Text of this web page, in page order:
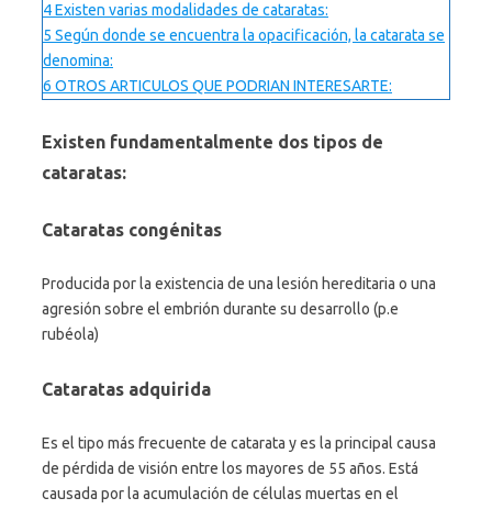
4Existen varias modalidades de cataratas:
5 Según donde se encuentra la opacificación, la catarata se
denomina:
6 OTROS ARTICULOS QUE PODRIAN INTERESARTE:
Existen fundamentalmente dos tipos de
cataratas:
Cataratas congénitas
Producida por la existencia de una lesión hereditaria o una
agresión sobre el embrión durante su desarrollo (p.e
rubéola)
Cataratas adquirida
Es el tipo más frecuente de catarata y es la principal causa
de pérdida de visión entre los mayores de 55 años. Está
causada por la acumulación de células muertas en el